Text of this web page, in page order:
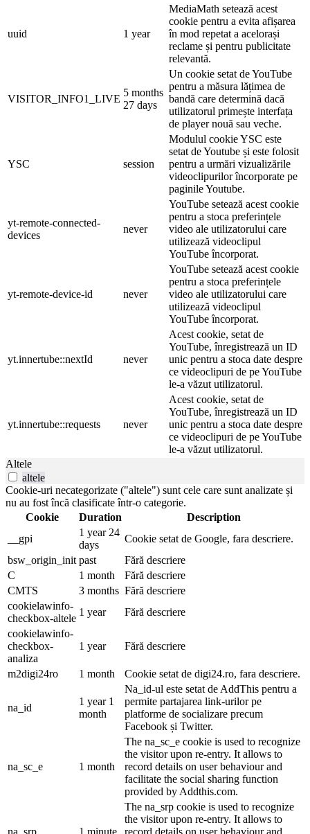
uuid 1 year
MediaMath setează acest
cookie pentru a evita afișarea
în mod repetat a acelorași
reclame și pentru publicitate
relevantă.
VISITOR_INFO1_LIVE
5 months
27 days
Un cookie setat de YouTube
pentru a măsura lățimea de
bandă care determină dacă
utilizatorul primește interfața
de player nouă sau veche.
YSC session
Modulul cookie YSC este
setat de Youtube și este folosit
pentru a urmări vizualizările
videoclipurilor încorporate pe
paginile Youtube.
yt-remote-connected-
devices
never
YouTube setează acest cookie
pentru a stoca preferințele
video ale utilizatorului care
utilizează videoclipul
YouTube încorporat.
yt-remote-device-id never
YouTube setează acest cookie
pentru a stoca preferințele
video ale utilizatorului care
utilizează videoclipul
YouTube încorporat.
yt.innertube::nextId never
Acest cookie, setat de
YouTube, înregistrează un ID
unic pentru a stoca date despre
ce videoclipuri de pe YouTube
le-a văzut utilizatorul.
yt.innertube::requests never
Acest cookie, setat de
YouTube, înregistrează un ID
unic pentru a stoca date despre
ce videoclipuri de pe YouTube
le-a văzut utilizatorul.
Altele
altele
Cookie-uri necategorizate ("altele") sunt cele care sunt analizate și
nu au fost încă clasificate într-o categorie.
Cookie
Duration
Description
__gpi
1 year 24
days
Cookie setat de Google, fara descriere.
bsw_origin_init past
Fără descriere
C
1 month
Fără descriere
CMTS
3 months Fără descriere
cookielawinfo-
checkbox-altele
1 year
Fără descriere
cookielawinfo-
checkbox-
analiza
1 year Fără descriere
m2digi24ro 1 month Cookie setat de digi24.ro, fara descriere.
na_id
1 year 1
month
Na_id-ul este setat de AddThis pentru a
permite partajarea link-urilor pe
platforme de socializare precum
Facebook și Twitter.
na_sc_e 1 month
The na_sc_e cookie is used to recognize
the visitor upon re-entry. It allows to
record details on user behaviour and
facilitate the social sharing function
provided by Addthis.com.
na_srp 1 minute
The na_srp cookie is used to recognize
the visitor upon re-entry. It allows to
record details on user behaviour and